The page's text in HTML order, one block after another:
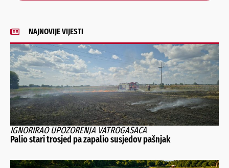
NAJNOVIJE VIJESTI
IGNORIRAO UPOZORENJA VATROGASACA
Palio stari trosjed pa zapalio susjedov pašnjak